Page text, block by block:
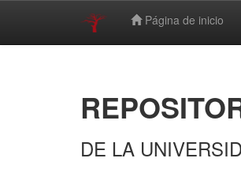
Página de inicio
DE LA